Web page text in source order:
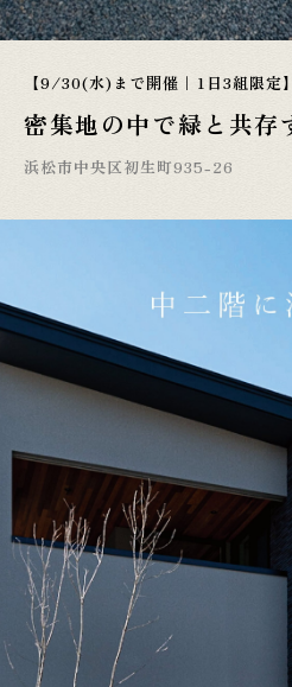
【9/30(水)まで開催｜1日3組限定】
密集地の中で緑と共存
浜松市中央区初生町935-26